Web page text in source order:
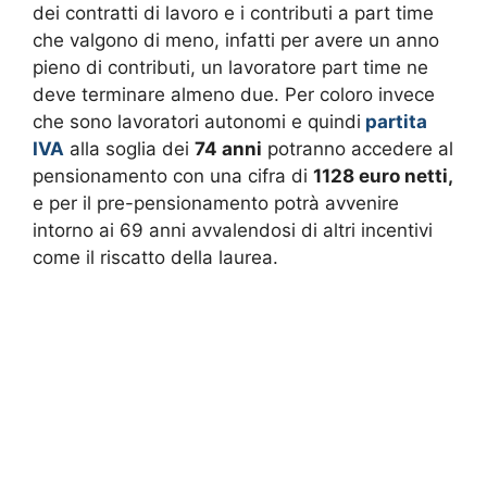
dei contratti di lavoro e i contributi a part time
che valgono di meno, infatti per avere un anno
pieno di contributi, un lavoratore part time ne
deve terminare almeno due. Per coloro invece
che sono lavoratori autonomi e quindi partita
IVA alla soglia dei 74 anni potranno accedere al
pensionamento con una cifra di 1128 euro netti,
e per il pre-pensionamento potrà avvenire
intorno ai 69 anni avvalendosi di altri incentivi
come il riscatto della laurea.